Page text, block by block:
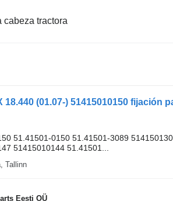
cabeza tractora
51.41501-0150 51.41501-3089
51415010144 51.41501...
Tallinn
Eesti OÜ